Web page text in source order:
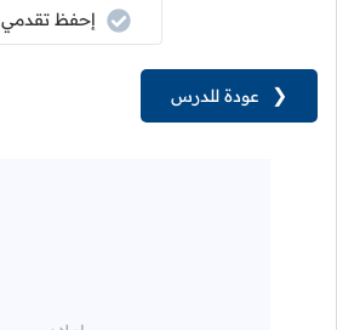
إحفظ تقدمي
❮ عودة للدرس